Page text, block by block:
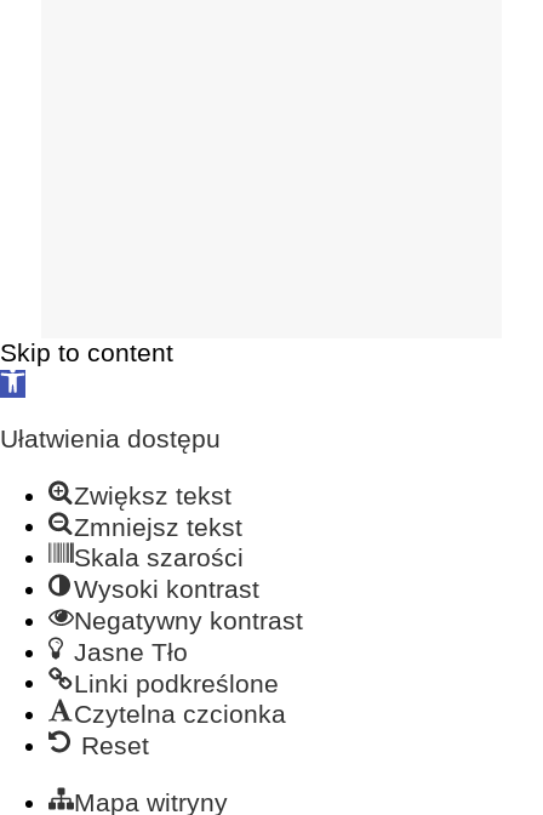
Skip to content
Open
Ułatwienia dostępu
Zwiększ tekst
Zmniejsz tekst
Skala szarości
Wysoki kontrast
Negatywny kontrast
Jasne Tło
Linki podkreślone
Czytelna czcionka
Reset
Mapa witryny